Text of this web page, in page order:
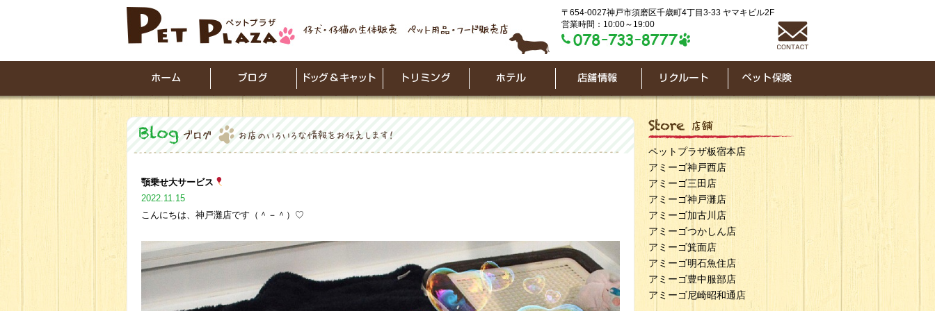
〒654-0027神戸市須磨区千歳町4丁目3-33 ヤマキビル2F
営業時間：10:00～19:00
顎乗せ大サービス
2022.11.15
こんにちは、神戸灘店です（＾－＾）♡
ペットプラザ板宿本店
アミーゴ神戸西店
アミーゴ三田店
アミーゴ神戸灘店
アミーゴ加古川店
アミーゴつかしん店
アミーゴ箕面店
アミーゴ明石魚住店
アミーゴ豊中服部店
アミーゴ尼崎昭和通店